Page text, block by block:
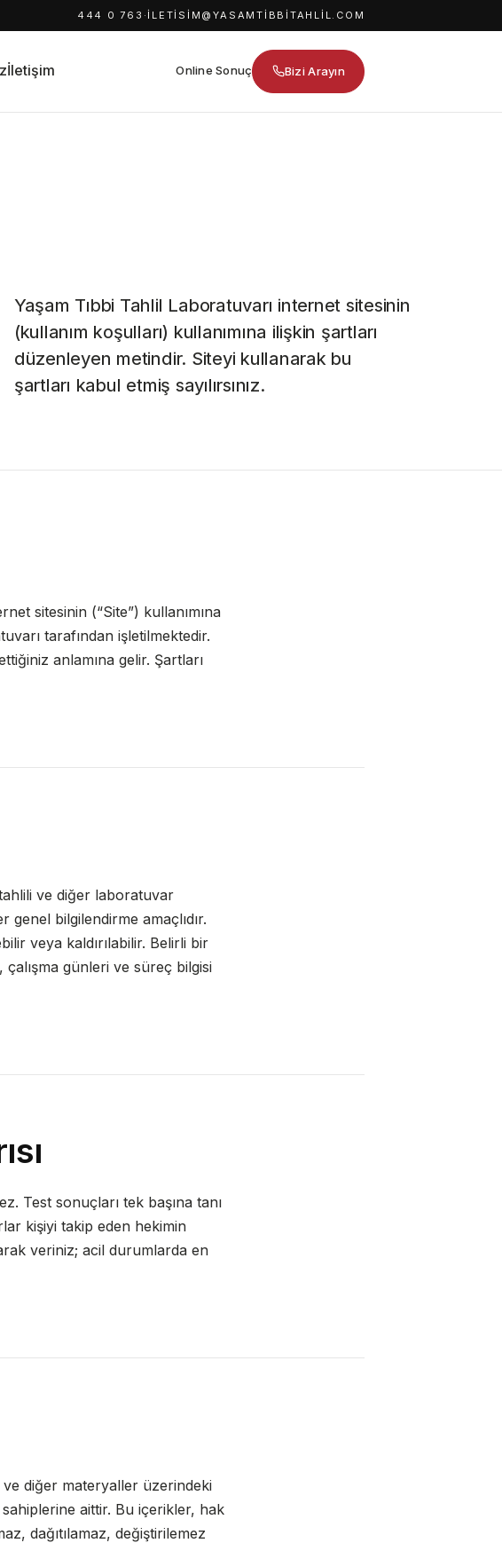
444 0 763 · ILETISIM@YASAMTIBBITAHLIL.COM
İletişim Online Sonuç Bizi Arayın
Yaşam Tıbbi Tahlil Laboratuvarı internet sitesinin
(kullanım koşulları) kullanımına ilişkin şartları
düzenleyen metindir. Siteyi kullanarak bu
şartları kabul etmiş sayılırsınız.
sitesinin (“Site”) kullanımına
tarafından işletilmektedir.
anlamına gelir. Şartları
ve diğer laboratuvar
bilgilendirme amaçlıdır.
veya kaldırılabilir. Belirli bir
günleri ve süreç bilgisi
Test sonuçları tek başına tanı
kişiyi takip eden hekimin
veriniz; acil durumlarda en
diğer materyaller üzerindeki
aittir. Bu içerikler, hak
dağıtılamaz, değiştirilemez